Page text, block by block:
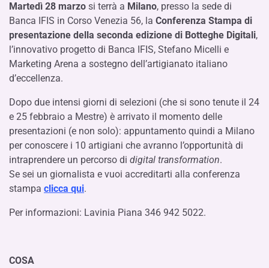
Martedì 28 marzo si terrà a Milano, presso la sede di
Banca IFIS in Corso Venezia 56, la Conferenza Stampa di
presentazione della seconda edizione di Botteghe Digitali,
l’innovativo progetto di Banca IFIS, Stefano Micelli e
Marketing Arena a sostegno dell’artigianato italiano
d’eccellenza.
Dopo due intensi giorni di selezioni (che si sono tenute il 24
e 25 febbraio a Mestre) è arrivato il momento delle
presentazioni (e non solo): appuntamento quindi a Milano
per conoscere i 10 artigiani che avranno l’opportunità di
intraprendere un percorso di digital transformation.
Se sei un giornalista e vuoi accreditarti alla conferenza
stampa clicca qui.
Per informazioni: Lavinia Piana 346 942 5022.
COSA